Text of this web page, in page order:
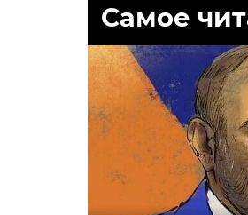
Самое